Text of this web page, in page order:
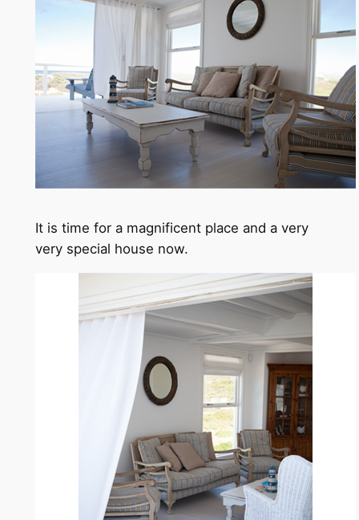
It is time for a magnificent place and a very
very special house now.